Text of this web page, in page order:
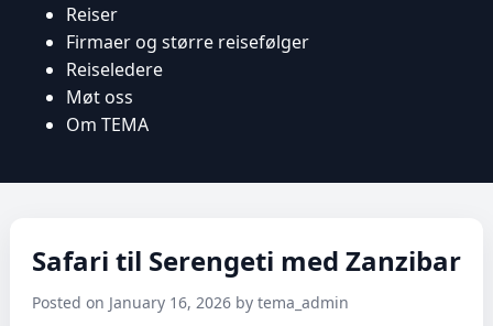
Reiser
Firmaer og større reisefølger
Reiseledere
Møt oss
Om TEMA
Safari til Serengeti med Zanzibar
Posted on January 16, 2026 by tema_admin